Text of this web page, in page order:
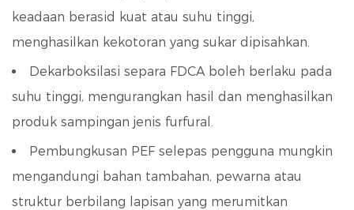
keadaan berasid kuat atau suhu tinggi,
menghasilkan kekotoran yang sukar dipisahkan.
Dekarboksilasi separa FDCA boleh berlaku pada
suhu tinggi, mengurangkan hasil dan menghasilkan
produk sampingan jenis furfural.
Pembungkusan PEF selepas pengguna mungkin
mengandungi bahan tambahan, pewarna atau
struktur berbilang lapisan yang merumitkan